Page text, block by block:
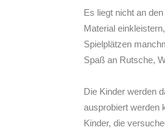
Es liegt nicht an
Material
Spielplätzen
Spaß an Rutsche,
Die Kinder werden
ausprobiert werden
Kinder, die